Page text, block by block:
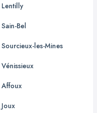
Lentilly
Sain-Bel
Sourcieux-les-Mines
Vénissieux
Affoux
Joux